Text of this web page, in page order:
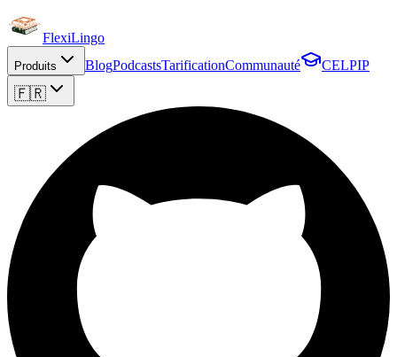
FlexiLingo
Produits BlogPodcastsTarificationCommunauté CELPIP
🇫🇷